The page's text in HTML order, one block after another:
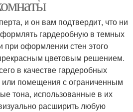
и он вам подтвердит, что ни
гардеробную в темных
при оформлении стен этого
цветовым решением.
в качестве гардеробных
или помещения с ограниченным
тона, использованные в их
расширить любую